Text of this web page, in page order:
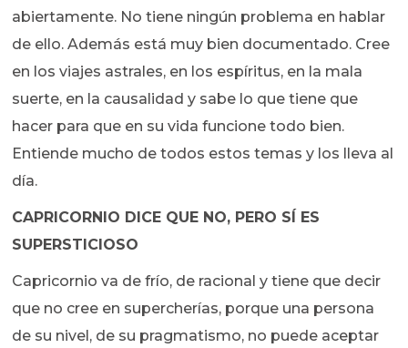
abiertamente. No tiene ningún problema en hablar
de ello. Además está muy bien documentado. Cree
en los viajes astrales, en los espíritus, en la mala
suerte, en la causalidad y sabe lo que tiene que
hacer para que en su vida funcione todo bien.
Entiende mucho de todos estos temas y los lleva al
día.
CAPRICORNIO DICE QUE NO, PERO SÍ ES
SUPERSTICIOSO
Capricornio va de frío, de racional y tiene que decir
que no cree en supercherías, porque una persona
de su nivel, de su pragmatismo, no puede aceptar